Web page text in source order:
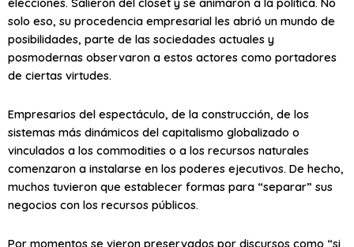
elecciones. Salieron del closet y se animaron a la política. No
solo eso, su procedencia empresarial les abrió un mundo de
posibilidades, parte de las sociedades actuales y
posmodernas observaron a estos actores como portadores
de ciertas virtudes.
Empresarios del espectáculo, de la construcción, de los
sistemas más dinámicos del capitalismo globalizado o
vinculados a los commodities o a los recursos naturales
comenzaron a instalarse en los poderes ejecutivos. De hecho,
muchos tuvieron que establecer formas para “separar” sus
negocios con los recursos públicos.
Por momentos se vieron preservados por discursos como “si